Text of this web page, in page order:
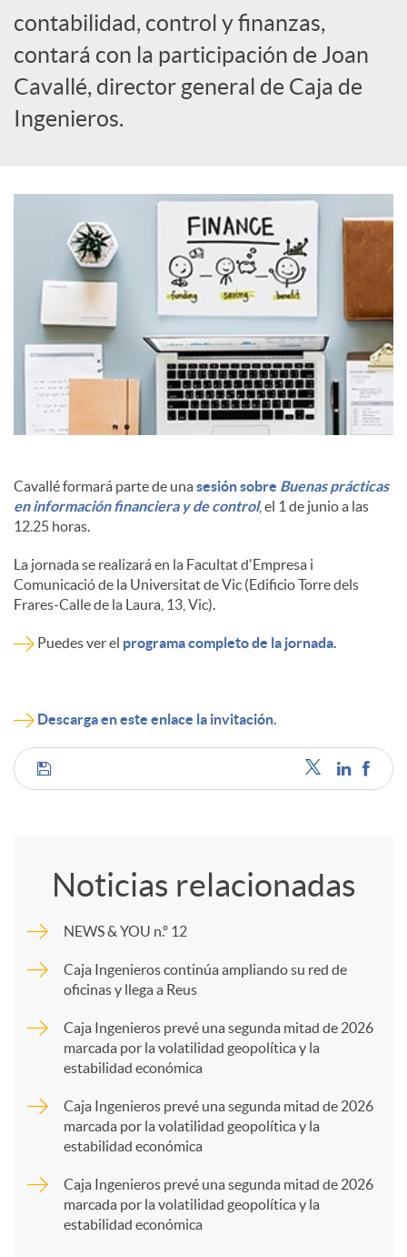
c
i
s
contabilidad, control y finanzas,
contará con la participación de Joan
Cavallé, director general de Caja de
Ingenieros.
Cavallé formará parte de unasesión sobre Buenas prácticas
en información financiera y de control, el 1 de junio a las
12.25 horas.
La jornada se realizará en la Facultat d'Empresa i
Comunicació de la Universitat de Vic (Edificio Torre dels
Frares-Calle de la Laura, 13, Vic).
Puedes ver el programa completo de la jornada
Descarga en este enlace la invitación.
C
p
a
Noticias relacionadas
NEWS & YOU n.º 12
Caja Ingenieros continúa ampliando su red de
oficinas y llega a Reus
Caja Ingenieros prevé una segunda mitad de 2026
marcada por la volatilidad geopolítica y la
estabilidad económica
Caja Ingenieros prevé una segunda mitad de 2026
marcada por la volatilidad geopolítica y la
estabilidad económica
Caja Ingenieros prevé una segunda mitad de 2026
marcada por la volatilidad geopolítica y la
estabilidad económica